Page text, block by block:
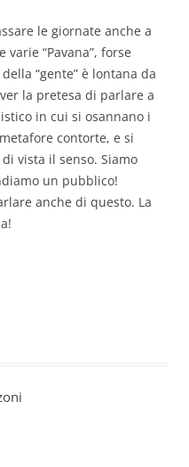
le giornate anche a
“Pavana”, forse
“gente” è lontana da
la pretesa di parlare a
in cui si osannano i
contorte, e si
vista il senso. Siamo
un pubblico!
anche di questo. La